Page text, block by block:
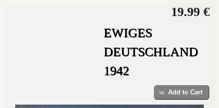
19.99 €
EWIGES
DEUTSCHLAND
1942
Add to Cart